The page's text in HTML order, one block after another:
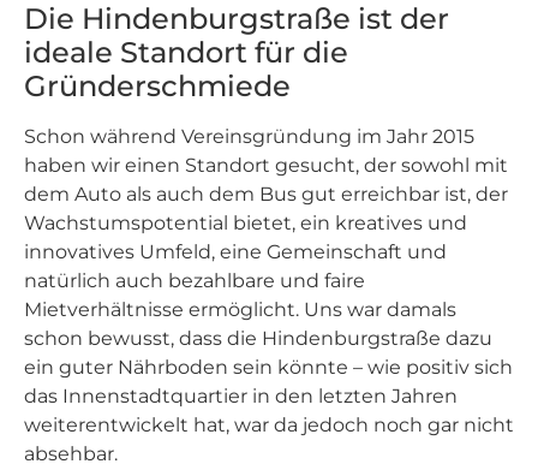
Die Hindenburgstraße ist der
ideale Standort für die
Gründerschmiede
Schon während Vereinsgründung im Jahr 2015
haben wir einen Standort gesucht, der sowohl mit
dem Auto als auch dem Bus gut erreichbar ist, der
Wachstumspotential bietet, ein kreatives und
innovatives Umfeld, eine Gemeinschaft und
natürlich auch bezahlbare und faire
Mietverhältnisse ermöglicht. Uns war damals
schon bewusst, dass die Hindenburgstraße dazu
ein guter Nährboden sein könnte – wie positiv sich
das Innenstadtquartier in den letzten Jahren
weiterentwickelt hat, war da jedoch noch gar nicht
absehbar.